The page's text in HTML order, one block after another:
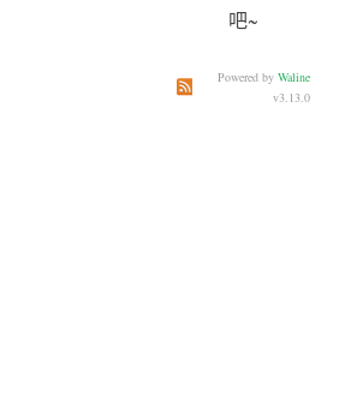
吧~
订阅本文评论 订阅本站
Powered by Waline
v3.13.0